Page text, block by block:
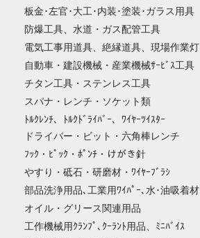
板金･左官･大工･内装･塗装･ガラス用具
防爆工具、水道・ガス配管工具
電気工事用道具、絶縁道具、現場作業灯
自動車・建設機械・産業機械ｻｰﾋﾞｽ工具
チタン工具・ステンレス工具
スパナ・レンチ・ソケット類
ﾄﾙｸﾚﾝﾁ、ﾄﾙｸﾄﾞﾗｲﾊﾞｰ、ﾜｲﾔｰﾂｲｽﾀｰ
ドライバー・ビット・六角棒レンチ
ﾌｯｸ・ﾋﾟｯｸ・ﾎﾟﾝﾁ・けがき針
やすり・砥石・研磨材・ﾜｲﾔｰﾌﾞﾗｼ
部品洗浄用品､工業用ﾜｲﾊﾟｰ､水･油吸着材
オイル・グリース関連用品
工作機械用ｸﾗﾝﾌﾟ､ｸｰﾗﾝﾄ用品、ﾐﾆﾊﾞｲｽ